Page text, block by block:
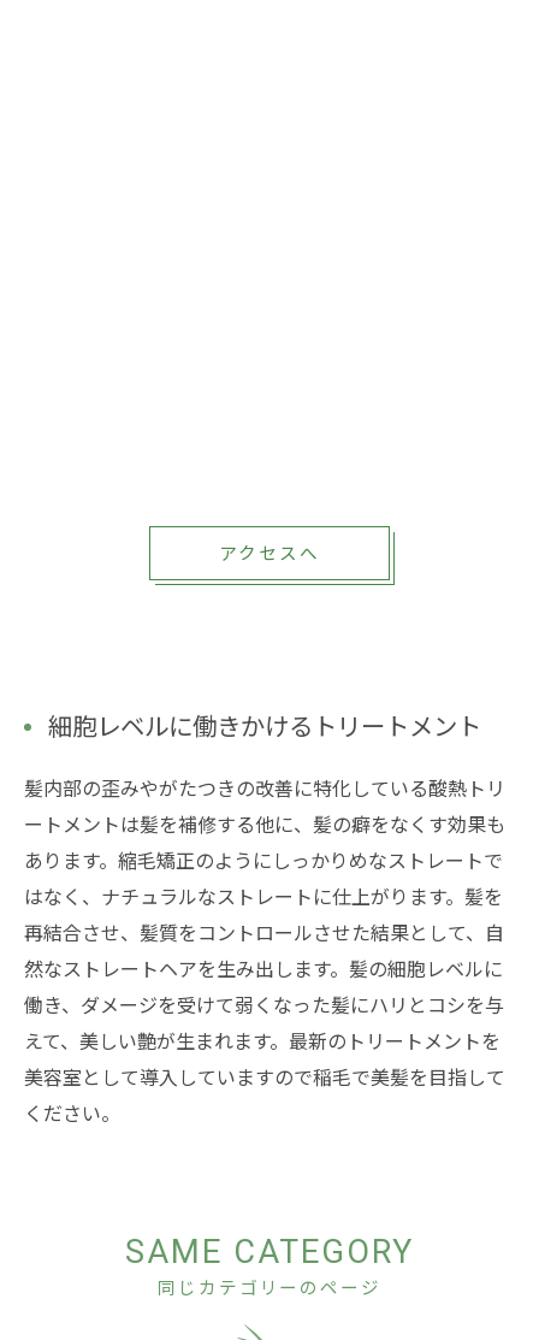
アクセスへ
細胞レベルに働きかけるトリートメント
髪内部の歪みやがたつきの改善に特化している酸熱トリ
ートメントは髪を補修する他に、髪の癖をなくす効果も
あります。縮毛矯正のようにしっかりめなストレートで
はなく、ナチュラルなストレートに仕上がります。髪を
再結合させ、髪質をコントロールさせた結果として、自
然なストレートヘアを生み出します。髪の細胞レベルに
働き、ダメージを受けて弱くなった髪にハリとコシを与
えて、美しい艶が生まれます。最新のトリートメントを
美容室として導入していますので稲毛で美髪を目指して
ください。
同じカテゴリーのページ
SAME CATEGORY